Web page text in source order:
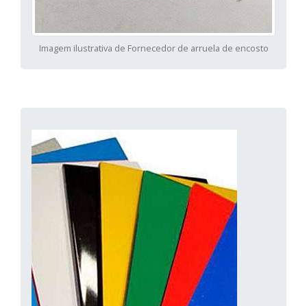
Imagem ilustrativa de Fornecedor de arruela de encosto